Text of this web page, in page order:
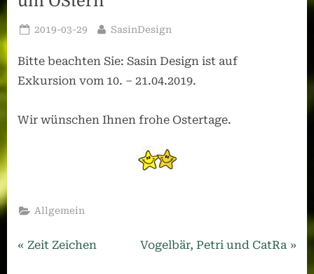
Posted
2019-03-29 By
SasinDesign
Bitte beachten Sie: Sasin Design ist auf
Exkursion vom 10. – 21.04.2019.
Wir wünschen Ihnen frohe Ostertage.
Allgemein
Beitragsnavigation
Previous
Zeit Zeichen
Next
Vogelbär, Petri und CatRa